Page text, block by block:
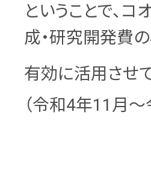
ということで、
成・研究開発費の
有効に活用させて
（令和4年11月